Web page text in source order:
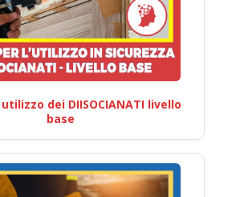
dei DIISOCIANATI livello
base